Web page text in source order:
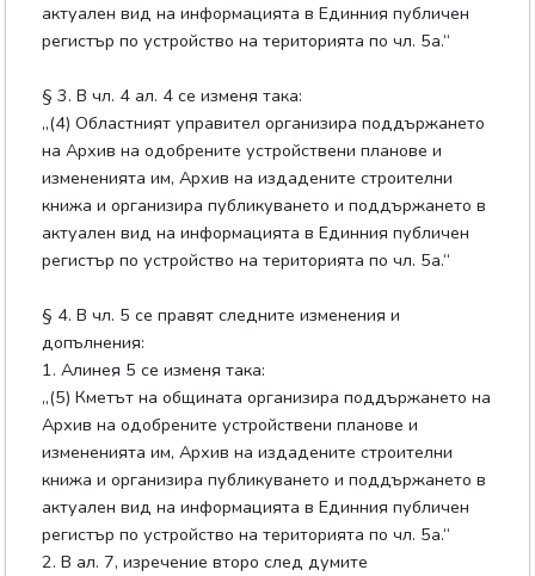
актуален вид на информацията в Единния публичен
регистър по устройство на територията по чл. 5а.“
§ 3. В чл. 4 ал. 4 се изменя така:
„(4) Областният управител организира поддържането
на Архив на одобрените устройствени планове и
измененията им, Архив на издадените строителни
книжа и организира публикуването и поддържането в
актуален вид на информацията в Единния публичен
регистър по устройство на територията по чл. 5а.“
§ 4. В чл. 5 се правят следните изменения и
допълнения:
1. Алинея 5 се изменя така:
„(5) Кметът на общината организира поддържането на
Архив на одобрените устройствени планове и
измененията им, Архив на издадените строителни
книжа и организира публикуването и поддържането в
актуален вид на информацията в Единния публичен
регистър по устройство на територията по чл. 5а.“
2. В ал. 7, изречение второ след думите